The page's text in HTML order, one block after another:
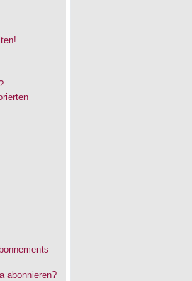
abonnieren?